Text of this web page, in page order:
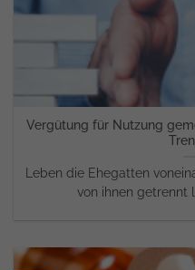
Vergütung für Nutzung
Leben die Ehegatten
von ihnen getrennt